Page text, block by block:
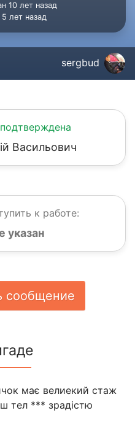
10 лет назад
лет назад
sergbud
Васильович
к работе:
указан
сообщение
має велиекий стаж
тел *** зрадістю